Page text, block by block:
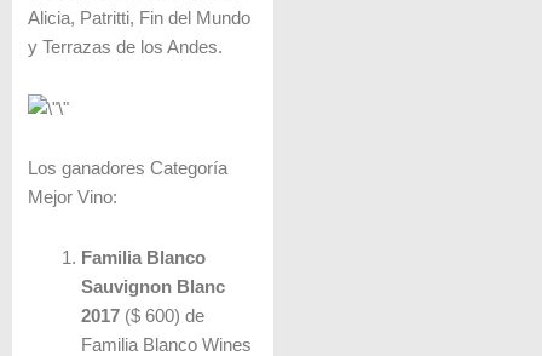
Alicia, Patritti, Fin del Mundo
y Terrazas de los Andes.
Los ganadores Categoría
Mejor Vino:
Familia Blanco
Sauvignon Blanc
2017($ 600) de
Familia Blanco Wines